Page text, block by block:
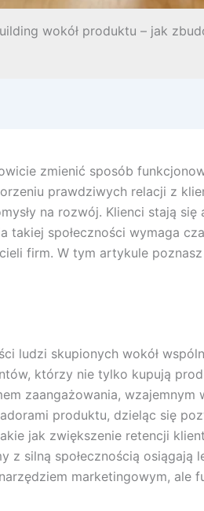
wokół produktu – jak
zmienić sposób
prawdziwych relacji z
na rozwój. Klienci stają
społeczności wymaga
firm. W tym artykule
ludzi skupionych wokół
którzy nie tylko kupują
zaangażowania,
produktu, dzieląc się
jak zwiększenie retencji
silną społecznością osiągają
marketingowym, ale